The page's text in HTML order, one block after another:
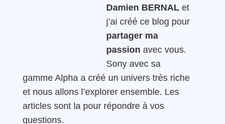
Damien BERNAL et
j’ai créé ce blog pour
partager ma
passion avec vous.
Sony avec sa
gamme Alpha a créé un univers très riche
et nous allons l’explorer ensemble. Les
articles sont la pour répondre à vos
questions.